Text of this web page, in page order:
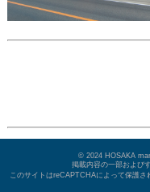
© 2024 HOSAKA
掲載内容の一部および
このサイトはreCAPTCHAによって保護